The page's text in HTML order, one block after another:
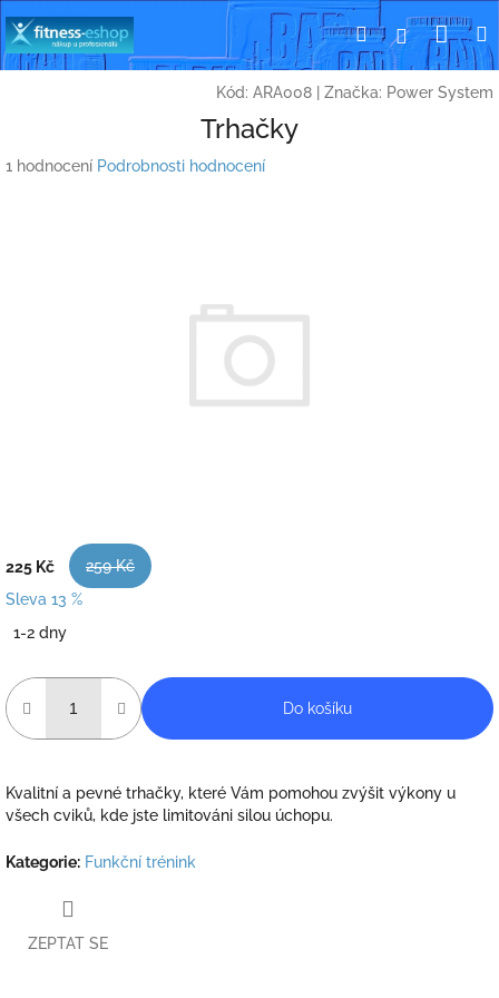
na
obsah
HledatPřihlášení
Kód: ARA008 Značka: Power System
Trhačky
Průměrné
1 hodnocení Podrobnosti hodnocení
225 Kč
259 Kč
Sleva 13 %
cena:
1-2 dny
Do košíku
Kvalitní a pevné trhačky, které Vám pomohou zvýšit výkony u
všech cviků, kde jste limitováni silou úchopu.
Kategorie: Funkční trénink
ZEPTAT SE